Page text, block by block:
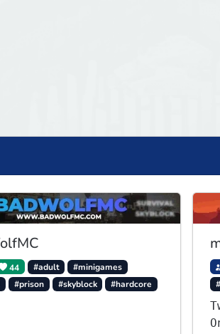
44 #adult
#minigames
#prison #skyblock #hardcore